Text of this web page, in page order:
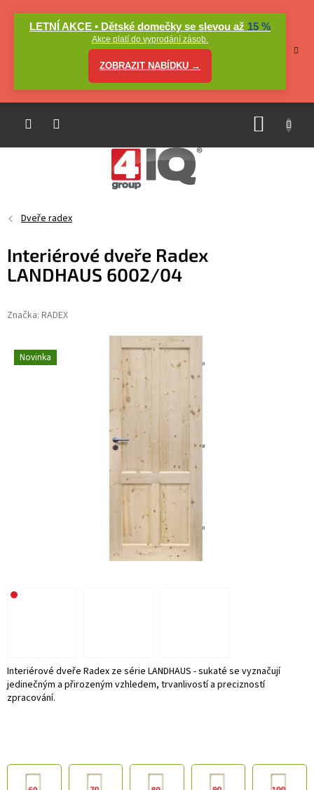
LETNÍ AKCE • Dětské domečky se slevou až 15 %
Akce platí do vyprodání zásob.
ZOBRAZIT NABÍDKU →
Dveře radex
Interiérové dveře Radex
LANDHAUS 6002/04
Značka: RADEX
Novinka
Interiérové dveře Radex ze série LANDHAUS - sukaté se vyznačují
jedinečným a přirozeným vzhledem, trvanlivostí a precizností
zpracování.